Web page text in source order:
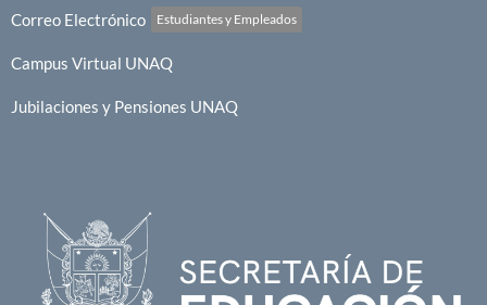
Correo Electrónico Estudiantes y Empleados
Campus Virtual UNAQ
Jubilaciones y Pensiones UNAQ